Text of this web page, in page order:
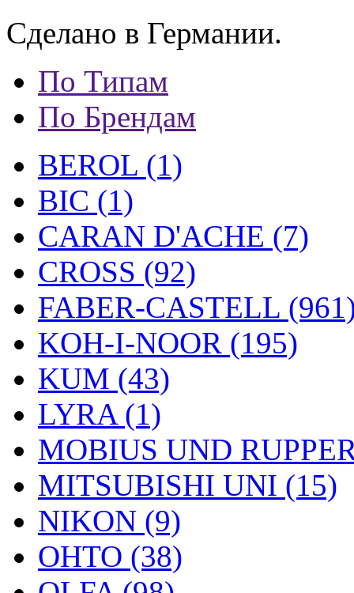
Сделано в Германии.
По Типам
По Брендам
BEROL (1)
BIC (1)
CARAN D'ACHE (7)
CROSS (92)
FABER-CASTELL
KOH-I-NOOR (195)
KUM (43)
LYRA (1)
MOBIUS UND
MITSUBISHI UNI (15)
NIKON (9)
OHTO (38)